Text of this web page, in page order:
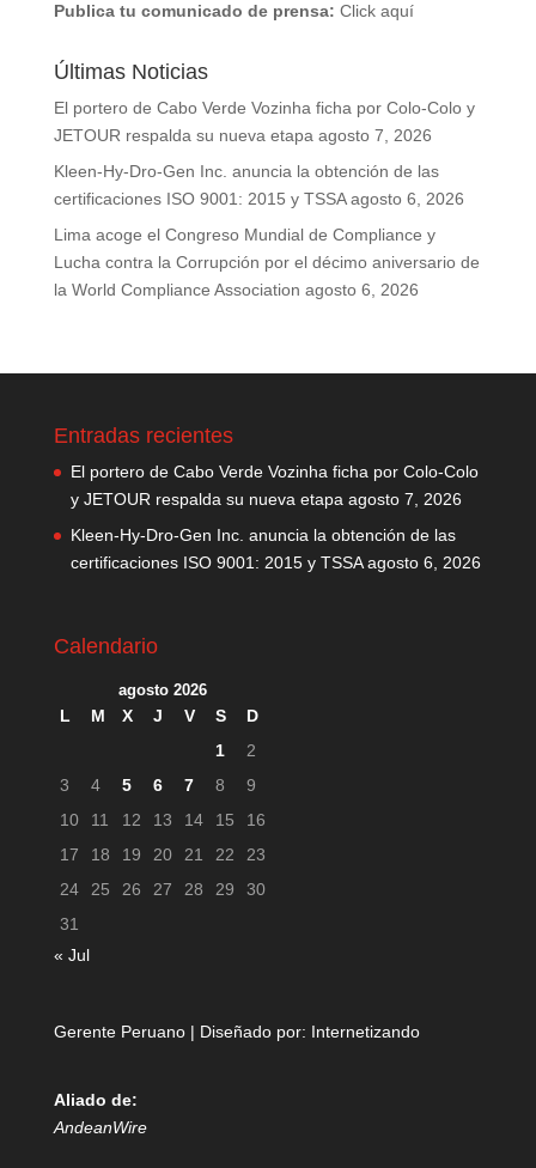
Publica tu comunicado de prensa: Click aquí
Últimas Noticias
El portero de Cabo Verde Vozinha ficha por Colo-Colo y
JETOUR respalda su nueva etapa agosto 7, 2026
Kleen-Hy-Dro-Gen Inc. anuncia la obtención de las
certificaciones ISO 9001: 2015 y TSSA agosto 6, 2026
Lima acoge el Congreso Mundial de Compliance y
Lucha contra la Corrupción por el décimo aniversario de
la World Compliance Association agosto 6, 2026
Entradas recientes
El portero de Cabo Verde Vozinha ficha por Colo-Colo
y JETOUR respalda su nueva etapa agosto 7, 2026
Kleen-Hy-Dro-Gen Inc. anuncia la obtención de las
certificaciones ISO 9001: 2015 y TSSA agosto 6, 2026
Calendario
agosto 2026
L M X J V S
D
1
2
3
4 5 6 7 8
9
10
11 12 13 14 15
16
17
18 19 20 21 22
23
24
25 26 27 28 29
30
31
« Jul
Gerente Peruano | Diseñado por: Internetizando
Aliado de:
AndeanWire